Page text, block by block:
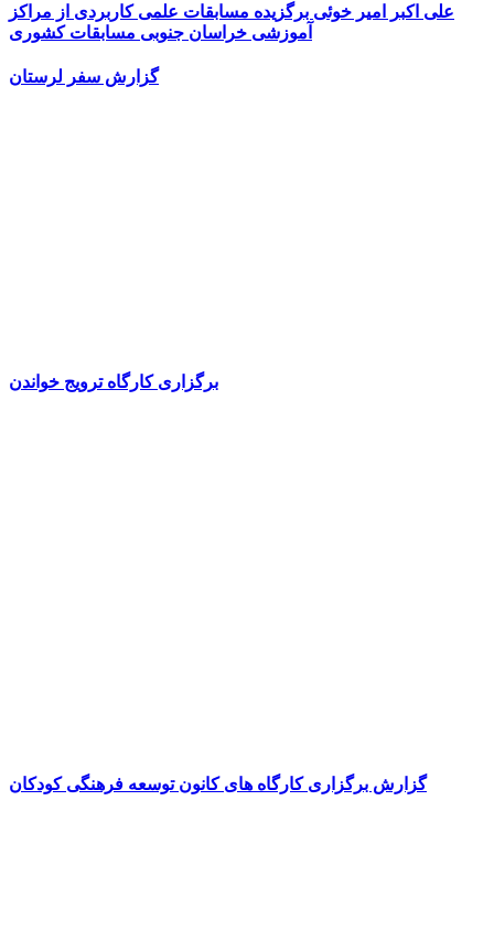
علی اکبر امیر خوئی برگزیده مسابقات علمی کاربردی از مراکز
آموزشی خراسان جنوبی مسابقات کشوری
گزارش سفر لرستان
برگزاری کارگاه ترویج خواندن
گزارش برگزاری کارگاه های کانون توسعه فرهنگی کودکان